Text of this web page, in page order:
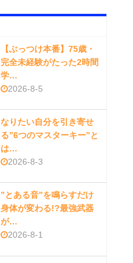
【ぶっつけ本番】75歳・
完全未経験がたった2時間
学…
2026-8-5
なりたい自分を引き寄せ
る”6つのマスターキー”と
は…
2026-8-3
”とある音”を鳴らすだけ
身体が変わる!?最強武器
が…
2026-8-1